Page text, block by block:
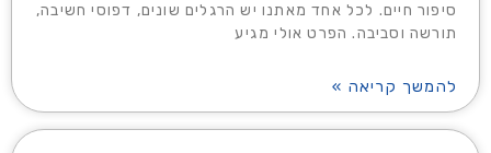
סיפור חיים. לכל אחד מאתנו יש הרגלים שונים, דפוסי חשיבה,
תורשה וסביבה. הפרט אולי מגיע
להמשך קריאה »